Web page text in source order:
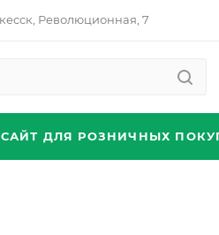
Революционная, 7
ДЛЯ РОЗНИЧНЫХ